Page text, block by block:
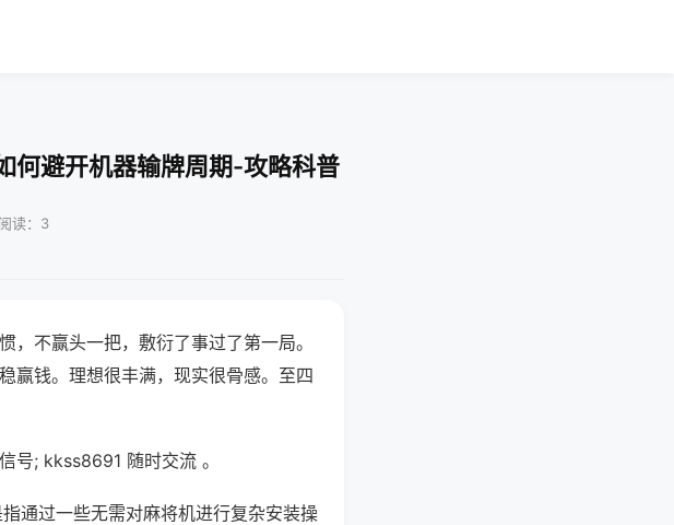
何避开机器输牌周期-攻略科普
读：3
不赢头一把，敷衍了事过了第一局。
赢钱。理想很丰满，现实很骨感。至四
号; kkss8691 随时交流 。
通过一些无需对麻将机进行复杂安装操